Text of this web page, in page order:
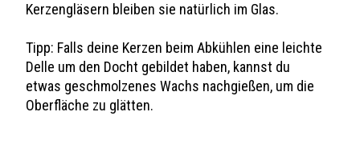
Kerzengläsern bleiben sie natürlich im Glas.
Tipp: Falls deine Kerzen beim Abkühlen eine leichte
Delle um den Docht gebildet haben, kannst du
etwas geschmolzenes Wachs nachgießen, um die
Oberfläche zu glätten.